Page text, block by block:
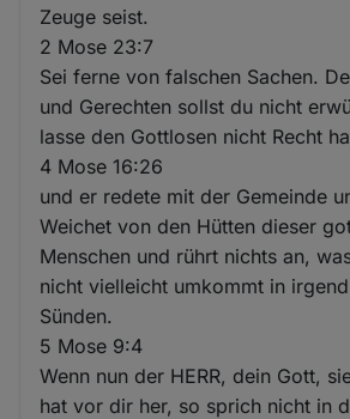
Zeuge seist.
2 Mose 23:7
Sei ferne von falschen Sachen.
und Gerechten sollst du nicht
lasse den Gottlosen nicht Recht
4 Mose 16:26
und er redete mit der Gemeinde
Weichet von den Hütten dieser
Menschen und rührt nichts an,
nicht vielleicht umkommt in
Sünden.
5 Mose 9:4
Wenn nun der HERR, dein Gott,
hat vor dir her, so sprich nicht in